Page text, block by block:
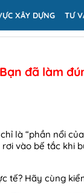
XÂY DỰNG TƯ
đã làm
là “phần nổi
vào bế tắc khi
tế? Hãy cùng